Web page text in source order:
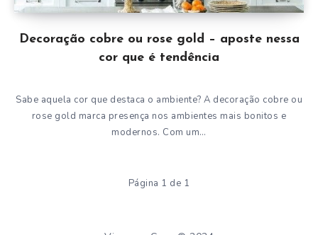
Decoração cobre ou rose gold – aposte nessa
cor que é tendência
Sabe aquela cor que destaca o ambiente? A decoração cobre ou
rose gold marca presença nos ambientes mais bonitos e
modernos. Com um…
Página 1 de 1